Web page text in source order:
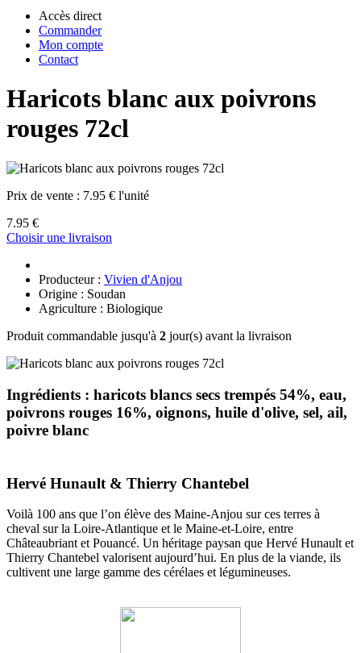
Accès direct
Commander
Mon compte
Contact
Haricots blanc aux poivrons
rouges 72cl
Prix de vente : 7.95 € l'unité
7.95 €
Choisir une livraison
Producteur : Vivien d'Anjou
Origine : Soudan
Agriculture : Biologique
Produit commandable jusqu'à 2 jour(s) avant la livraison
Ingrédients : haricots blancs secs trempés 54%, eau,
poivrons rouges 16%, oignons, huile d'olive, sel, ail,
poivre blanc
Hervé Hunault & Thierry Chantebel
Voilà 100 ans que l’on élève des Maine-Anjou sur ces terres à
cheval sur la Loire-Atlantique et le Maine-et-Loire, entre
Châteaubriant et Pouancé. Un héritage paysan que Hervé Hunault et
Thierry Chantebel valorisent aujourd’hui. En plus de la viande, ils
cultivent une large gamme des cérélaes et légumineuses.